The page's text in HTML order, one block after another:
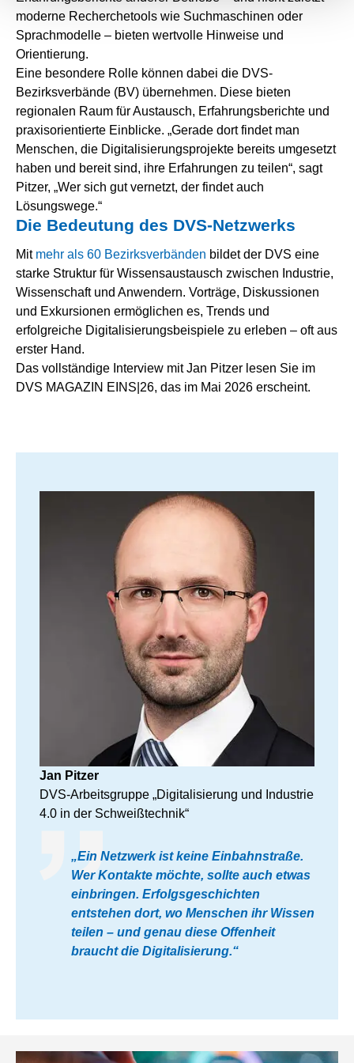
moderne Recherchetools wie Suchmaschinen oder
Sprachmodelle – bieten wertvolle Hinweise und
Orientierung.
Eine besondere Rolle können dabei die DVS-
Bezirksverbände (BV) übernehmen. Diese bieten
regionalen Raum für Austausch, Erfahrungsberichte und
praxisorientierte Einblicke. „Gerade dort findet man
Menschen, die Digitalisierungsprojekte bereits umgesetzt
haben und bereit sind, ihre Erfahrungen zu teilen“, sagt
Pitzer, „Wer sich gut vernetzt, der findet auch
Lösungswege.“
Die Bedeutung des DVS-Netzwerks
Mit mehr als 60 Bezirksverbänden bildet der DVS eine
starke Struktur für Wissensaustausch zwischen Industrie,
Wissenschaft und Anwendern. Vorträge, Diskussionen
und Exkursionen ermöglichen es, Trends und
erfolgreiche Digitalisierungsbeispiele zu erleben – oft aus
erster Hand.
Das vollständige Interview mit Jan Pitzer lesen Sie im
DVS MAGAZIN EINS|26, das im Mai 2026 erscheint.
Jan Pitzer
DVS-Arbeitsgruppe „Digitalisierung und Industrie
4.0 in der Schweißtechnik“
„Ein Netzwerk ist keine Einbahnstraße.
Wer Kontakte möchte, sollte auch etwas
einbringen. Erfolgsgeschichten
entstehen dort, wo Menschen ihr Wissen
teilen – und genau diese Offenheit
braucht die Digitalisierung.“